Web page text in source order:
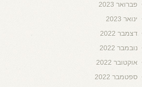
פברואר 2023
ינואר 2023
דצמבר 2022
נובמבר 2022
אוקטובר 2022
ספטמבר 2022